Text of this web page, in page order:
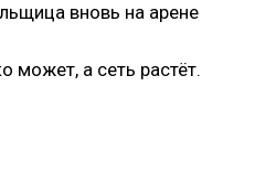
вновь на арене
может, а сеть растёт.